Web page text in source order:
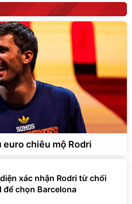
euro chiêu mộ Rodri
xác nhận Rodri từ chối
để chọn Barcelona